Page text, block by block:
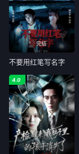
完结
不要用红笔写名字
4.0